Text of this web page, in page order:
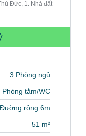
Đức, 1. Nhà đất
3 Phòng ngủ
Phòng tắm/WC
Đường rộng 6m
51 m²